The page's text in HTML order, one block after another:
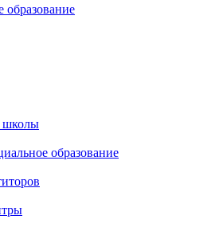
образование
школы
образование